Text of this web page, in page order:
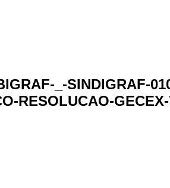
_-SINDIGRAF-
RESOLUCAO-